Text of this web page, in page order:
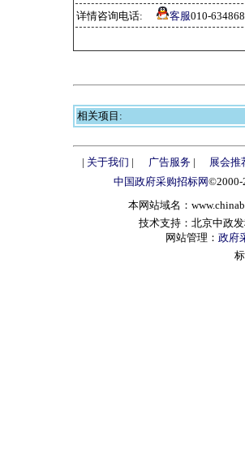
详情咨询电话:
客服010-
相关项目:
| 关于我们 | 广告服务| 展会推
中国政府采购招标网©2000-
本网站域名：
技术支持：北京中政
网站管理： 政府